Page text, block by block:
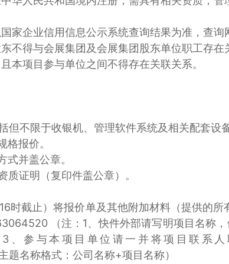
家企业信用信息公示系统查询结果为准，查
不得与会展集团及会展集团股东单位职工存
本项目参与单位之间不得存在关联关系。
不限于收银机、管理软件系统及相关配套设
报价。
并盖公章。
证明（复印件盖公章）。
截止）将报价单及其他附加材料（提供的所
（注：1、快件外部请写明项目名称
参与本项目单位请一并将项目联系人
名称格式：公司名称+项目名称）